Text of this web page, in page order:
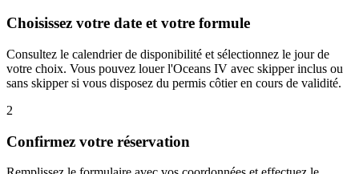
Choisissez votre date et votre formule
Consultez le calendrier de disponibilité et sélectionnez le jour de
votre choix. Vous pouvez louer l'Oceans IV avec skipper inclus ou
sans skipper si vous disposez du permis côtier en cours de validité.
2
Confirmez votre réservation